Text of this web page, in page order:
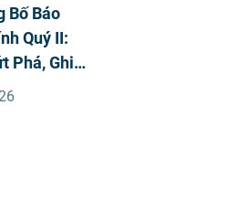
Bố Báo
Quý II:
Phá, Ghi
Thu Và